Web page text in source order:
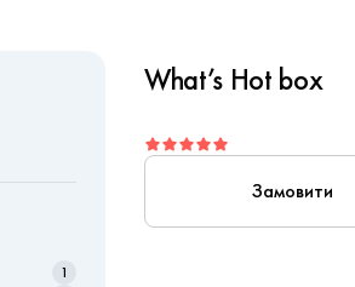
1
What’s Hot box
Замовити